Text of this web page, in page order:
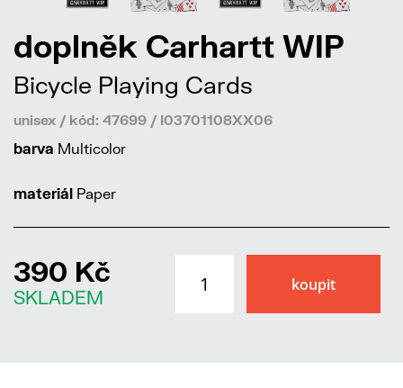
doplněk Carhartt WIP
Bicycle Playing Cards
unisex / kód: 47699 / I03701108XX06
barva Multicolor
materiál Paper
390 Kč
SKLADEM